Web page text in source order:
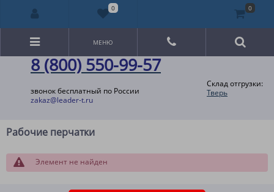
8 (800) 550-99-57
звонок бесплатный по России
zakaz@leader-t.ru
Склад отгрузки:
Тверь
МЕНЮ
Рабочие перчатки
Элемент не найден
0 0